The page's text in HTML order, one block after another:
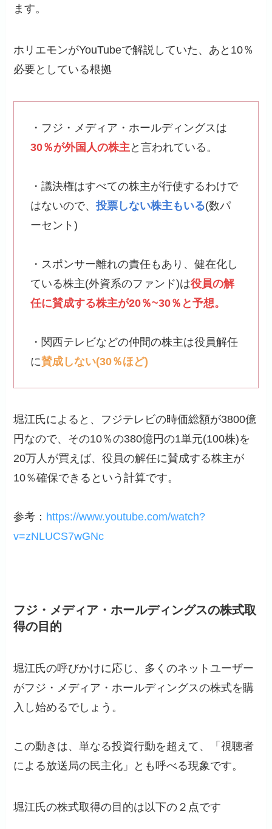
ます。
ホリエモンがYouTubeで解説していた、あと10％
必要としている根拠
・フジ・メディア・ホールディングスは
30％が外国人の株主 と言われている。
・議決権はすべての株主が行使するわけで
はないので、投票しない株主もいる(数パ
ーセント)
・スポンサー離れの責任もあり、健在化し
ている株主(外資系のファンド)は役員の解
任に賛成する株主が20％~30％と予想。
・関西テレビなどの仲間の株主は役員解任
に賛成しない(30％ほど)
堀江氏によると、フジテレビの時価総額が3800億
円なので、その10％の380億円の1単元(100株)を
20万人が買えば、役員の解任に賛成する株主が
10％確保できるという計算です。
参考： https://www.youtube.com/watch?
v=zNLUCS7wGNc
フジ・メディア・ホールディングスの株式取
得の目的
堀江氏の呼びかけに応じ、多くのネットユーザー
がフジ・メディア・ホールディングスの株式を購
入し始めるでしょう。
この動きは、単なる投資行動を超えて、「視聴者
による放送局の民主化」とも呼べる現象です。
堀江氏の株式取得の目的は以下の２点です